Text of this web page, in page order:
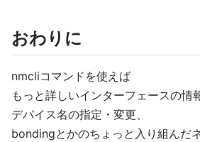
おわりに
nmcliコマンドを使えば
もっと詳しいインターフェースの情
デバイス名の指定・変更、
bondingとかのちょっと入り組んだ